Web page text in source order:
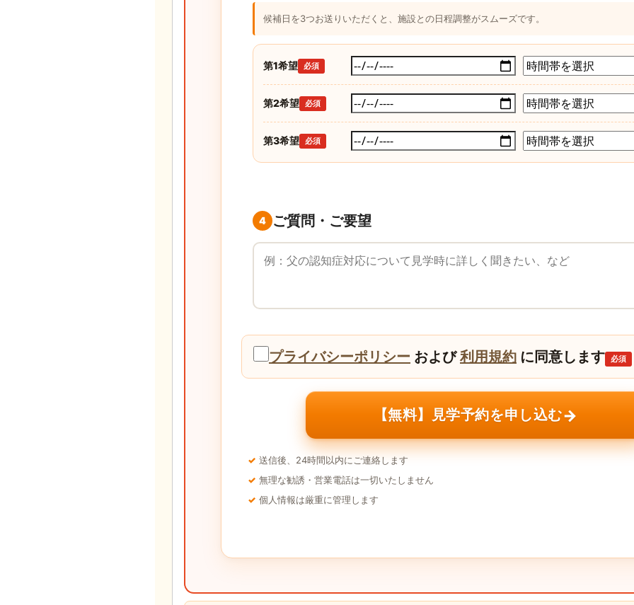
候補日を3つお送りいただくと、施設との日程調整がスムーズです。
第1希望 必須
第2希望 必須
第3希望 必須
4 ご質問・ご要望
ご質問・ご要望
プライバシーポリシー および利用規約 に同意します 必須
【無料】見学予約を申し込む→
送信後、24時間以内にご連絡します
無理な勧誘・営業電話は一切いたしません
個人情報は厳重に管理します